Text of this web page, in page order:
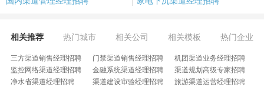
相关推荐 热门城市 相关公司 相关模板 热门企业
三方渠道销售经理招聘 门禁渠道销售经理招聘
机团渠道业务经理招聘
监控网络渠道经理招聘
金融系统渠道经理招聘
渠道规划高级专家招聘
净水省渠道经理招聘
渠道建设审验经理招聘
旅游渠道运营经理招聘